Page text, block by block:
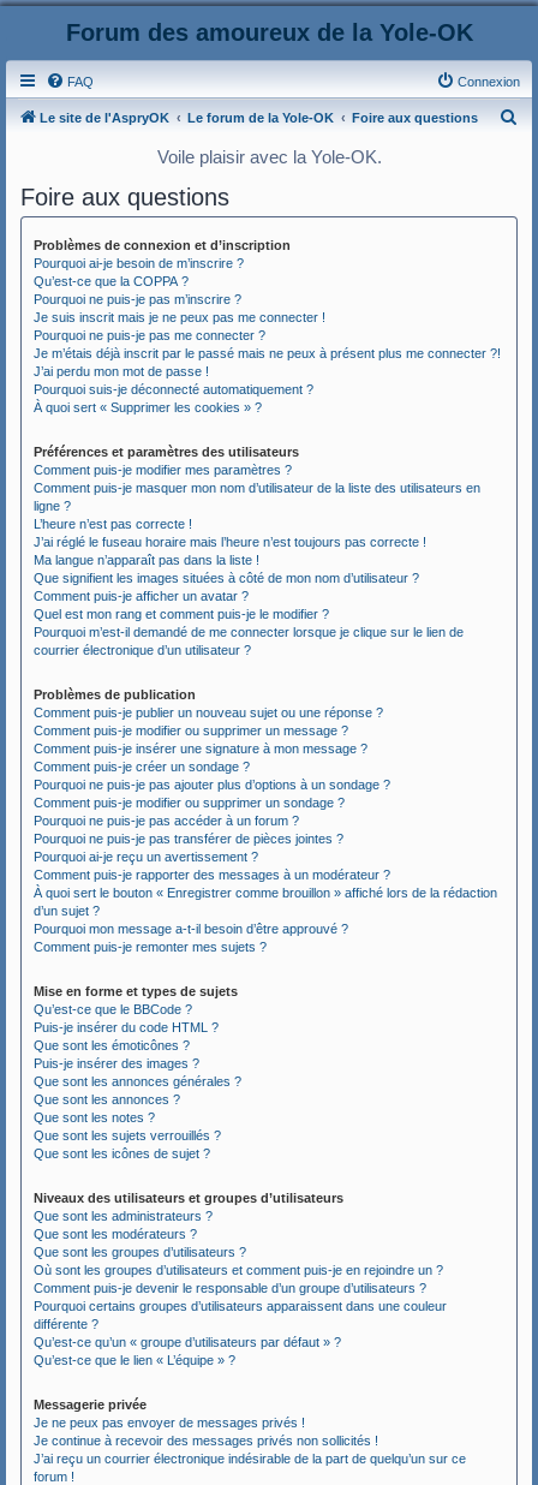
Forum des amoureux de la Yole-OK
FAQ Connexion
Le site de l'AspryOK Le forum de la Yole-OK Foire aux questions
Voile plaisir avec la Yole-OK.
Foire aux questions
Problèmes de connexion et d’inscription
Pourquoi ai-je besoin de m’inscrire ?
Qu’est-ce que la COPPA ?
Pourquoi ne puis-je pas m’inscrire ?
Je suis inscrit mais je ne peux pas me connecter !
Pourquoi ne puis-je pas me connecter ?
Je m’étais déjà inscrit par le passé mais ne peux à présent plus me connecter ?!
J’ai perdu mon mot de passe !
Pourquoi suis-je déconnecté automatiquement ?
À quoi sert « Supprimer les cookies » ?
Préférences et paramètres des utilisateurs
Comment puis-je modifier mes paramètres ?
Comment puis-je masquer mon nom d’utilisateur de la liste des utilisateurs en
ligne ?
L’heure n’est pas correcte !
J’ai réglé le fuseau horaire mais l’heure n’est toujours pas correcte !
Ma langue n’apparaît pas dans la liste !
Que signifient les images situées à côté de mon nom d’utilisateur ?
Comment puis-je afficher un avatar ?
Quel est mon rang et comment puis-je le modifier ?
Pourquoi m’est-il demandé de me connecter lorsque je clique sur le lien de
courrier électronique d’un utilisateur ?
Problèmes de publication
Comment puis-je publier un nouveau sujet ou une réponse ?
Comment puis-je modifier ou supprimer un message ?
Comment puis-je insérer une signature à mon message ?
Comment puis-je créer un sondage ?
Pourquoi ne puis-je pas ajouter plus d’options à un sondage ?
Comment puis-je modifier ou supprimer un sondage ?
Pourquoi ne puis-je pas accéder à un forum ?
Pourquoi ne puis-je pas transférer de pièces jointes ?
Pourquoi ai-je reçu un avertissement ?
Comment puis-je rapporter des messages à un modérateur ?
À quoi sert le bouton « Enregistrer comme brouillon » affiché lors de la rédaction
d’un sujet ?
Pourquoi mon message a-t-il besoin d’être approuvé ?
Comment puis-je remonter mes sujets ?
Mise en forme et types de sujets
Qu’est-ce que le BBCode ?
Puis-je insérer du code HTML ?
Que sont les émoticônes ?
Puis-je insérer des images ?
Que sont les annonces générales ?
Que sont les annonces ?
Que sont les notes ?
Que sont les sujets verrouillés ?
Que sont les icônes de sujet ?
Niveaux des utilisateurs et groupes d’utilisateurs
Que sont les administrateurs ?
Que sont les modérateurs ?
Que sont les groupes d’utilisateurs ?
Où sont les groupes d’utilisateurs et comment puis-je en rejoindre un ?
Comment puis-je devenir le responsable d’un groupe d’utilisateurs ?
Pourquoi certains groupes d’utilisateurs apparaissent dans une couleur
différente ?
Qu’est-ce qu’un « groupe d’utilisateurs par défaut » ?
Qu’est-ce que le lien « L’équipe » ?
Messagerie privée
Je ne peux pas envoyer de messages privés !
Je continue à recevoir des messages privés non sollicités !
J’ai reçu un courrier électronique indésirable de la part de quelqu’un sur ce
forum !